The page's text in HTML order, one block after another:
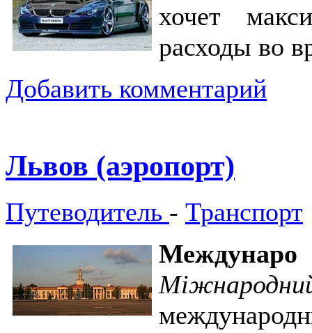
хочет
расходы во
Добавить комментарий
Львов (аэропорт)
Путеводитель - Транспорт
Междунаро